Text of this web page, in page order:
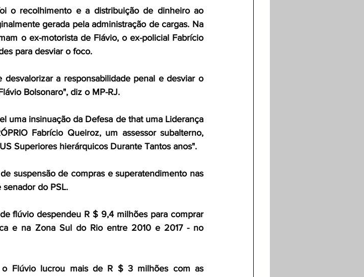
o recolhimento e a distribuição de dinheiro ao
gerada pela administração de cargas. Na
o ex-motorista de Flávio, o ex-policial Fabrício
para desviar o foco.
a responsabilidade penal e desviar o
Bolsonaro", diz o MP-RJ.
uma insinuação da Defesa de that uma Liderança
Fabrício Queiroz, um assessor subalterno,
Superiores hierárquicos Durante Tantos anos".
suspensão de compras e superatendimento nas
do PSL.
flúvio despendeu R $ 9,4 milhões para comprar
e na Zona Sul do Rio entre 2010 e 2017 - no
Flúvio lucrou mais de R $ 3 milhões com as